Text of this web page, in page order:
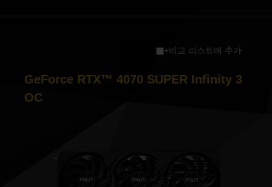
+비교 리스트에 추가
GeForce RTX™ 4070 SUPER Infinity 3
OC